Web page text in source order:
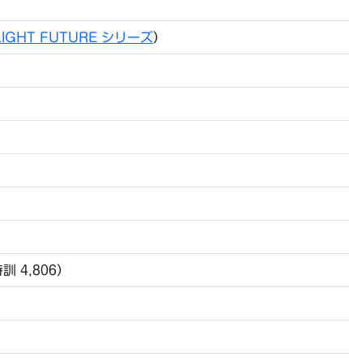
LIGHT FUTURE シリーズ）
4,806）